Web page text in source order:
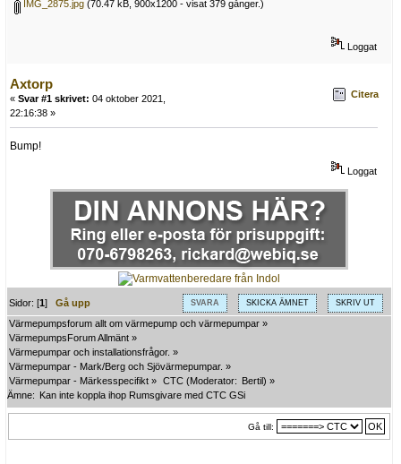
IMG_2875.jpg (70.47 kB, 900x1200 - visat 379 gånger.)
Loggat
Axtorp
« Svar #1 skrivet: 04 oktober 2021,
22:16:38 »
Citera
Bump!
Loggat
SVARA SKICKA ÄMNET SKRIV UT
Sidor: [1]Gå upp
Värmepumpsforum allt om värmepump och värmepumpar »
VärmepumpsForum Allmänt »
Värmepumpar och installationsfrågor. »
Värmepumpar - Mark/Berg och Sjövärmepumpar. »
Värmepumpar - Märkesspecifikt » CTC (Moderator: Bertil) »
Ämne:
Kan inte koppla ihop Rumsgivare med CTC GSi
Gå till: